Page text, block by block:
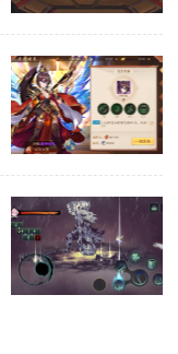
的主将技能以控场、
大漠地图中，是该区